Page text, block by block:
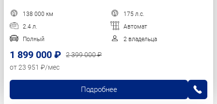
138 000 км
175 л.с.
2.4 л.
Автомат
Полный
2 владельца
1 899 000 ₽
2 399 000 ₽
от 23 951 ₽/мес
Подробнее